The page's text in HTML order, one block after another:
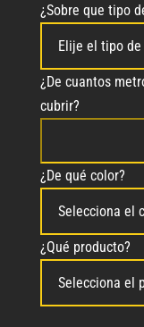
¿Sobre que tipo
¿De cuantos
cubrir?
¿De qué color?
¿Qué producto?